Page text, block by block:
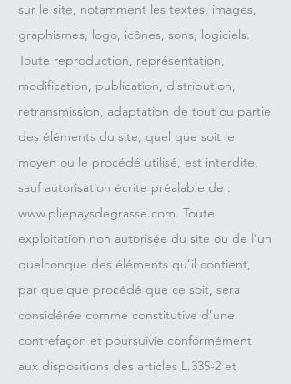
sur le site, notamment les textes, images,
graphismes, logo, icônes, sons, logiciels.
Toute reproduction, représentation,
modification, publication, distribution,
retransmission, adaptation de tout ou partie
des éléments du site, quel que soit le
moyen ou le procédé utilisé, est interdite,
sauf autorisation écrite préalable de :
www.pliepaysdegrasse.com. Toute
exploitation non autorisée du site ou de l’un
quelconque des éléments qu’il contient,
par quelque procédé que ce soit, sera
considérée comme constitutive d’une
contrefaçon et poursuivie conformément
aux dispositions des articles L.335-2 et